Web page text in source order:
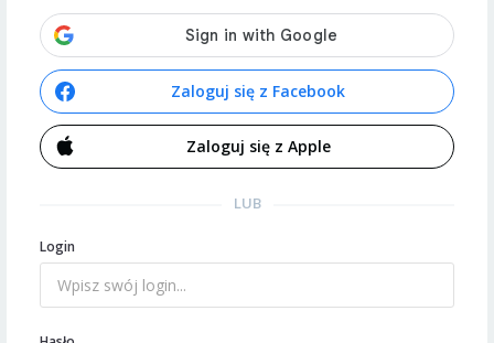
Zaloguj się z Facebook
Zaloguj się z Apple
LUB
Login